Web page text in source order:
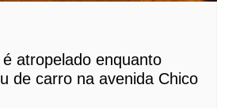
atropelado enquanto
de carro na avenida Chico